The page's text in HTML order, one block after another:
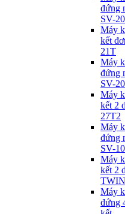
đứng
SV-
Máy
kết
21T
Máy
đứng
SV-
Máy
kết 2
27T2
Máy
đứng
SV-
Máy
kết 2
Máy
đứng